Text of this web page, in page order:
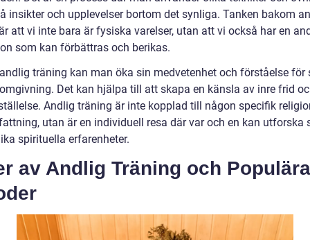
insikter och upplevelser bortom det synliga. Tanken bakom
att vi inte bara är fysiska varelser, utan att vi också har en
som kan förbättras och berikas.
träning kan man öka sin medvetenhet och förståelse för
Det kan hjälpa till att skapa en känsla av inre frid
Andlig träning är inte kopplad till någon specifik
utan är en individuell resa där var och en kan utforska
spirituella erfarenheter.
av Andlig Träning och Populära